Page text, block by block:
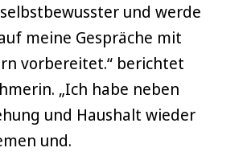
und werde
meine Gespräche mit
vorbereitet.“ berichtet
„Ich habe neben
und Haushalt wieder
und.